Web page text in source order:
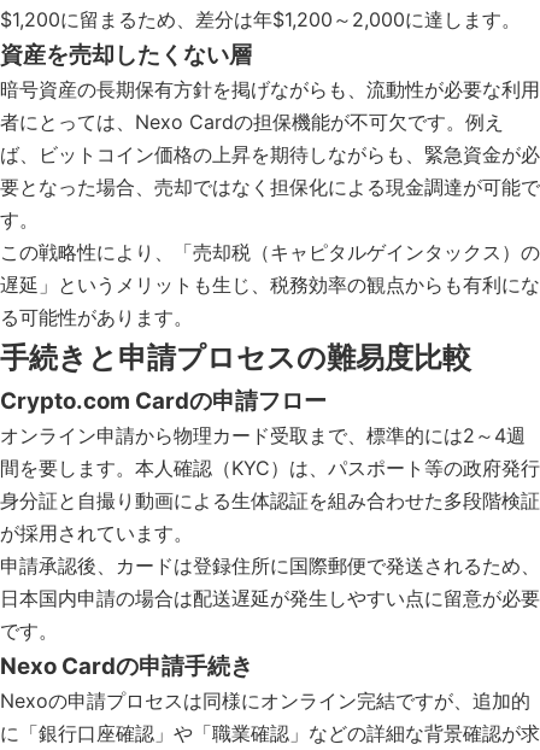
$1,200に留まるため、差分は年$1,200～2,000に達します。
資産を売却したくない層
暗号資産の長期保有方針を掲げながらも、流動性が必要な利用
者にとっては、Nexo Cardの担保機能が不可欠です。例え
ば、ビットコイン価格の上昇を期待しながらも、緊急資金が必
要となった場合、売却ではなく担保化による現金調達が可能で
す。
この戦略性により、「売却税（キャピタルゲインタックス）の
遅延」というメリットも生じ、税務効率の観点からも有利にな
る可能性があります。
手続きと申請プロセスの難易度比較
Crypto.com Cardの申請フロー
オンライン申請から物理カード受取まで、標準的には2～4週
間を要します。本人確認（KYC）は、パスポート等の政府発行
身分証と自撮り動画による生体認証を組み合わせた多段階検証
が採用されています。
申請承認後、カードは登録住所に国際郵便で発送されるため、
日本国内申請の場合は配送遅延が発生しやすい点に留意が必要
です。
Nexo Cardの申請手続き
Nexoの申請プロセスは同様にオンライン完結ですが、追加的
に「銀行口座確認」や「職業確認」などの詳細な背景確認が求